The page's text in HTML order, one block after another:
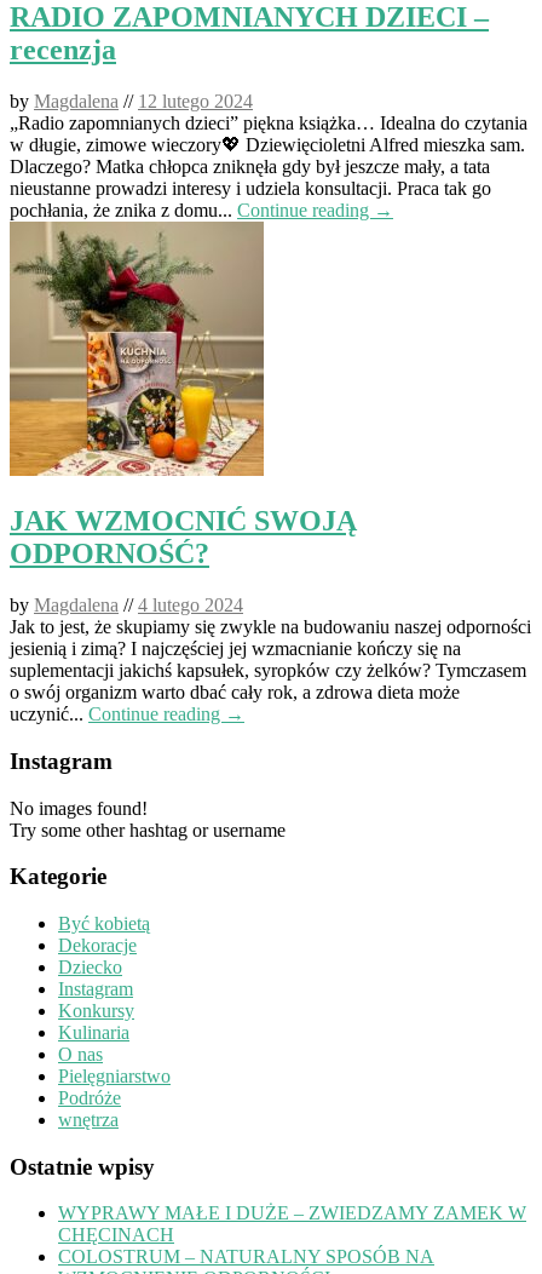
RADIO ZAPOMNIANYCH DZIECI –
recenzja
by Magdalena // 12 lutego 2024
„Radio zapomnianych dzieci” piękna książka… Idealna do czytania
w długie, zimowe wieczory💖 Dziewięcioletni Alfred mieszka sam.
Dlaczego? Matka chłopca zniknęła gdy był jeszcze mały, a tata
nieustanne prowadzi interesy i udziela konsultacji. Praca tak go
pochłania, że znika z domu... Continue reading →
JAK WZMOCNIĆ SWOJĄ
ODPORNOŚĆ?
by Magdalena //4 lutego 2024
Jak to jest, że skupiamy się zwykle na budowaniu naszej odporności
jesienią i zimą? I najczęściej jej wzmacnianie kończy się na
suplementacji jakichś kapsułek, syropków czy żelków? Tymczasem
o swój organizm warto dbać cały rok, a zdrowa dieta może
uczynić... Continue reading →
Instagram
No images found!
Try some other hashtag or username
Kategorie
Być kobietą
Dekoracje
Dziecko
Instagram
Konkursy
Kulinaria
O nas
Pielęgniarstwo
Podróże
wnętrza
Ostatnie wpisy
WYPRAWY MAŁE I DUŻE – ZWIEDZAMY ZAMEK W
CHĘCINACH
COLOSTRUM – NATURALNY SPOSÓB NA